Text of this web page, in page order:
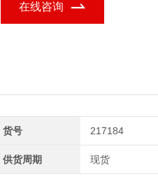
在线咨询
货号 217184
供货周期 现货